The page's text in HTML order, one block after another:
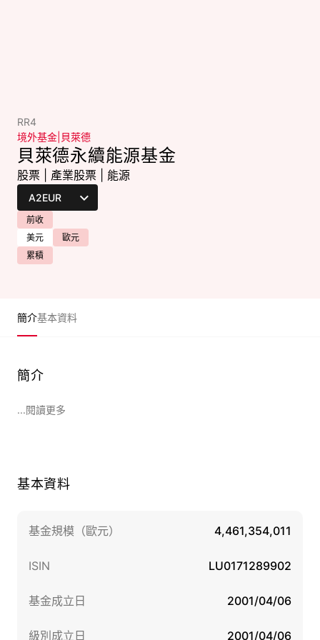
RR4
境外基金 貝萊德
貝萊德永續能源基金
股票 產業股票 能源
前收
美元
歐元
累積
簡介基本資料
簡介
...閱讀更多
基本資料
基金規模（歐元） 4,461,354,011
ISIN LU0171289902
基金成立日 2001/04/06
級別成立日 2001/04/06